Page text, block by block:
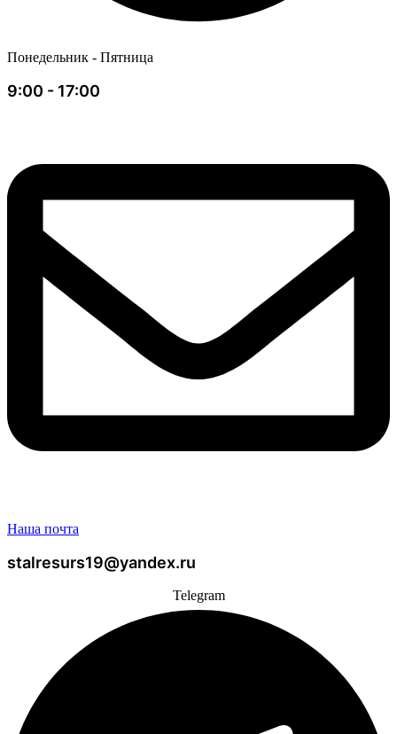
Понедельник - Пятница
9:00 - 17:00
Наша почта
stalresurs19@yandex.ru
Telegram